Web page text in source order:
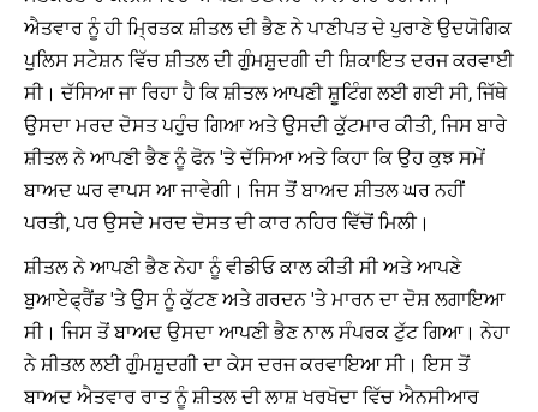
ਐਤਵਾਰ ਨੂੰ ਹੀ ਮ੍ਰਿਤਕ ਸ਼ੀਤਲ ਦੀ ਭੈਣ ਨੇ ਪਾਣੀਪਤ ਦੇ ਪੁਰਾਣੇ ਉਦਯੋਗਿਕ
ਪੁਲਿਸ ਸਟੇਸ਼ਨ ਵਿੱਚ ਸ਼ੀਤਲ ਦੀ ਗੁੰਮਸ਼ੁਦਗੀ ਦੀ ਸ਼ਿਕਾਇਤ ਦਰਜ ਕਰਵਾਈ
ਸੀ। ਦੱਸਿਆ ਜਾ ਰਿਹਾ ਹੈ ਕਿ ਸ਼ੀਤਲ ਆਪਣੀ ਸ਼ੂਟਿੰਗ ਲਈ ਗਈ ਸੀ, ਜਿੱਥੇ
ਉਸਦਾ ਮਰਦ ਦੋਸਤ ਪਹੁੰਚ ਗਿਆ ਅਤੇ ਉਸਦੀ ਕੁੱਟਮਾਰ ਕੀਤੀ, ਜਿਸ ਬਾਰੇ
ਸ਼ੀਤਲ ਨੇ ਆਪਣੀ ਭੈਣ ਨੂੰ ਫੋਨ 'ਤੇ ਦੱਸਿਆ ਅਤੇ ਕਿਹਾ ਕਿ ਉਹ ਕੁਝ ਸਮੇਂ
ਬਾਅਦ ਘਰ ਵਾਪਸ ਆ ਜਾਵੇਗੀ। ਜਿਸ ਤੋਂ ਬਾਅਦ ਸ਼ੀਤਲ ਘਰ ਨਹੀਂ
ਪਰਤੀ, ਪਰ ਉਸਦੇ ਮਰਦ ਦੋਸਤ ਦੀ ਕਾਰ ਨਹਿਰ ਵਿੱਚੋਂ ਮਿਲੀ।
ਸ਼ੀਤਲ ਨੇ ਆਪਣੀ ਭੈਣ ਨੇਹਾ ਨੂੰ ਵੀਡੀਓ ਕਾਲ ਕੀਤੀ ਸੀ ਅਤੇ ਆਪਣੇ
ਬੁਆਏਫ੍ਰੈਂਡ 'ਤੇ ਉਸ ਨੂੰ ਕੁੱਟਣ ਅਤੇ ਗਰਦਨ 'ਤੇ ਮਾਰਨ ਦਾ ਦੋਸ਼ ਲਗਾਇਆ
ਸੀ। ਜਿਸ ਤੋਂ ਬਾਅਦ ਉਸਦਾ ਆਪਣੀ ਭੈਣ ਨਾਲ ਸੰਪਰਕ ਟੁੱਟ ਗਿਆ। ਨੇਹਾ
ਨੇ ਸ਼ੀਤਲ ਲਈ ਗੁੰਮਸ਼ੁਦਗੀ ਦਾ ਕੇਸ ਦਰਜ ਕਰਵਾਇਆ ਸੀ। ਇਸ ਤੋਂ
ਬਾਅਦ ਐਤਵਾਰ ਰਾਤ ਨੂੰ ਸ਼ੀਤਲ ਦੀ ਲਾਸ਼ ਖਰਖੋਦਾ ਵਿੱਚ ਐਨਸੀਆਰ